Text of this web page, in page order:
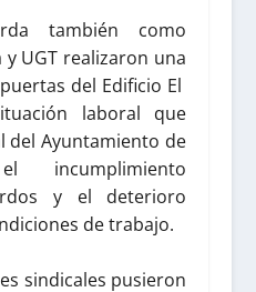
también como
UGT realizaron una
del Edificio El
laboral que
del Ayuntamiento de
el incumplimiento
y el deterioro
de trabajo.
sindicales pusieron